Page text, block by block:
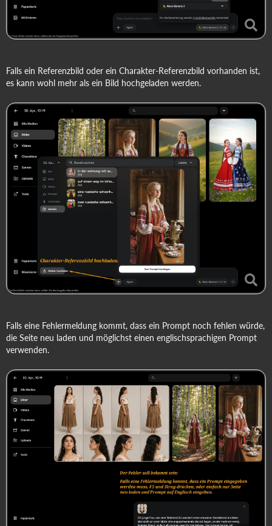
Falls ein Referenzbild oder ein Charakter-Referenzbild vorhanden ist,
es kann wohl mehr als ein Bild hochgeladen werden.
Falls eine Fehlermeldung kommt, dass ein Prompt noch fehlen würde,
die Seite neu laden und möglichst einen englischsprachigen Prompt
verwenden.